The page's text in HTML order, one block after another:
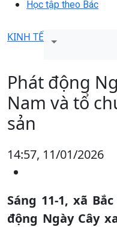
Học tập theo Bác
KINH TẾ
Phát động
Nam và tổ
sản
14:57, 11/01/2026
Sáng 11-1, xã
động Ngày Cây